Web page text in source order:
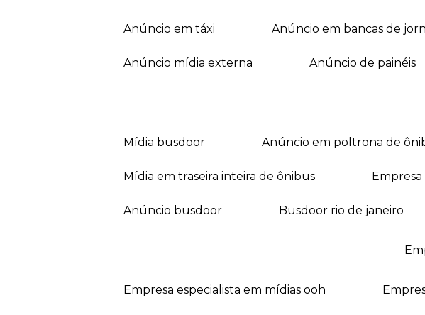
anúncio em táxi anúncio em bancas de
anúncio mídia externa anúncio de painéis
mídia busdoor anúncio em poltrona de
mídia em traseira inteira de ônibus
anúncio busdoor busdoor rio de janeiro
empresa especialista em mídias ooh